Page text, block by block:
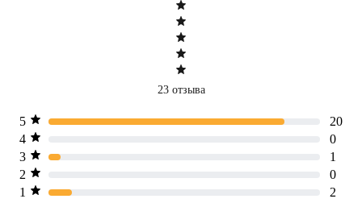
23 отзыва
5
20
4
0
3
1
2
0
1
2